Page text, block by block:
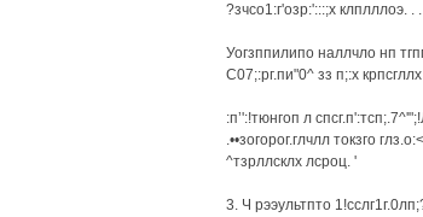
?зчсо1:г'озр:':::;х клплллоэ. . .
Уогзппилипо наллчло нп
С07;:рг.пи"0^ зз п;:х
:п’':!тюнгоп л
.••зогорог.глчлл токзго
^тзрллсклх лсроц. '
3. Ч рээультпто